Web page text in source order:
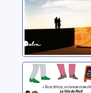
La valse des
petits pas